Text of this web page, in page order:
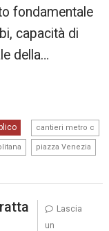
fondamentale
capacità di
della…
cantieri metro c
piazza Venezia
Lascia
un